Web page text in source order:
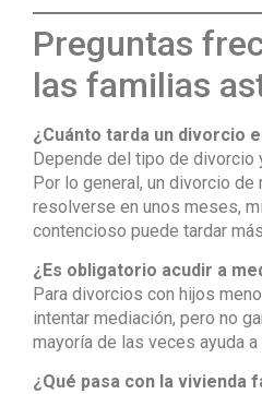
Preguntas
las familias
¿Cuánto tarda un divorcio
Depende del tipo de divorcio
Por lo general, un divorcio de
resolverse en unos meses,
contencioso puede tardar
¿Es obligatorio acudir a
Para divorcios con hijos
intentar mediación, pero no
mayoría de las veces ayuda
¿Qué pasa con la vivienda